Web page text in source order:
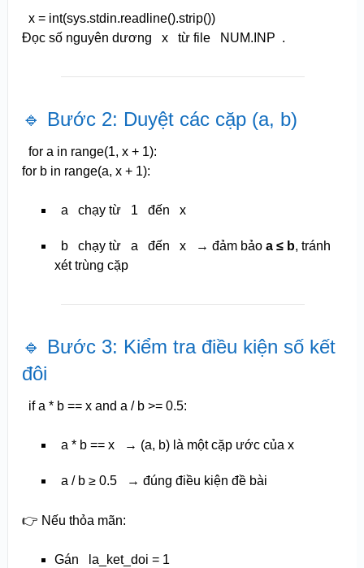
x = int(sys.stdin.readline().strip())
Đọc số nguyên dương
x từ file NUM.INP .
🔹 Bước 2: Duyệt các cặp (a, b)
fora in range(1, x + 1):
forb in range(a, x + 1):
a chạy từ 1 đến x
b chạy từ a đến x → đảm bảo a ≤ b, tránh
xét trùng cặp
🔹 Bước 3: Kiểm tra điều kiện số kết
đôi
ifa * b == x and a / b >= 0.5:
a * b == x → (a, b) là một cặp ước của x
a / b ≥ 0.5 → đúng điều kiện đề bài
👉 Nếu thỏa mãn:
Gán la_ket_doi = 1